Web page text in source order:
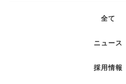
全て
ニュース
採用情報